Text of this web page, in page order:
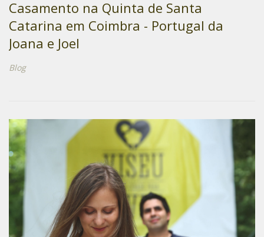
Casamento na Quinta de Santa
Catarina em Coimbra - Portugal da
Joana e Joel
Blog